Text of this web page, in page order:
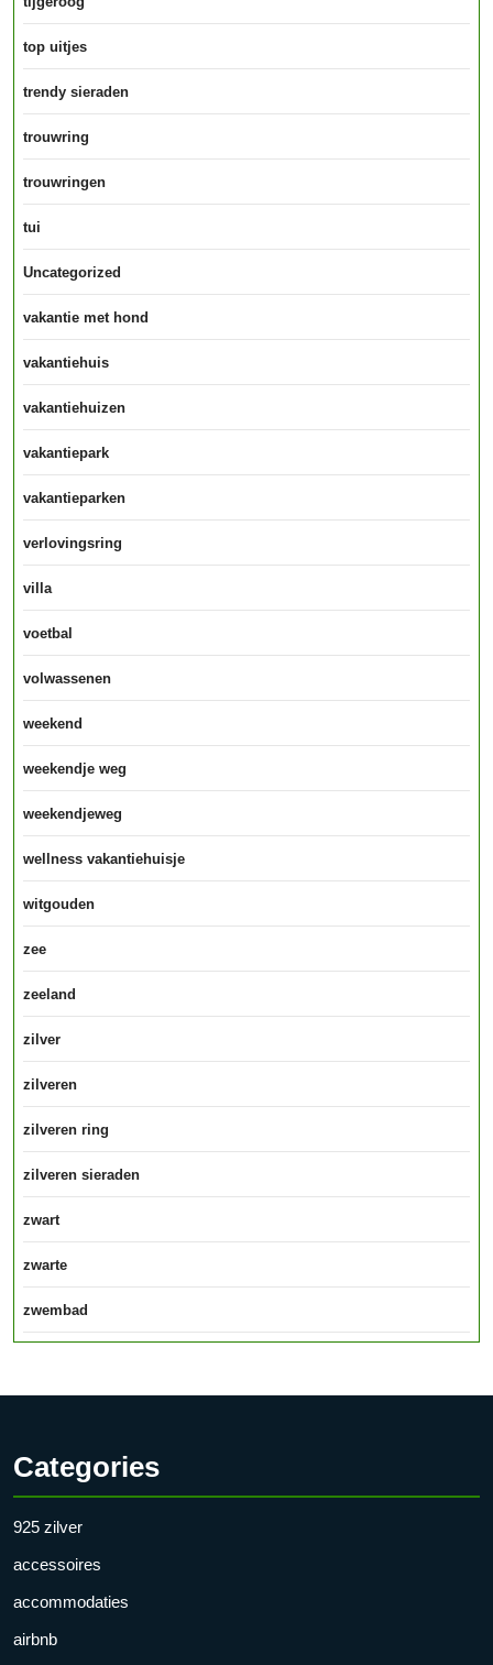
top uitjes
trendy sieraden
trouwring
trouwringen
tui
Uncategorized
vakantie met hond
vakantiehuis
vakantiehuizen
vakantiepark
vakantieparken
verlovingsring
villa
voetbal
volwassenen
weekend
weekendje weg
weekendjeweg
wellness vakantiehuisje
witgouden
zee
zeeland
zilver
zilveren
zilveren ring
zilveren sieraden
zwart
zwarte
zwembad
Categories
925 zilver
accessoires
accommodaties
airbnb